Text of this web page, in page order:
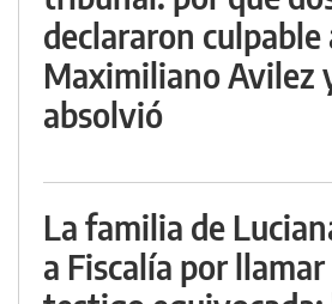
declararon culpable
Maximiliano Avilez
absolvió
La familia de
a Fiscalía por llamar